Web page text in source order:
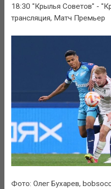
18:30 "Крылья Советов" -
трансляция, Матч Премьер
Фото: Олег Бухарев,